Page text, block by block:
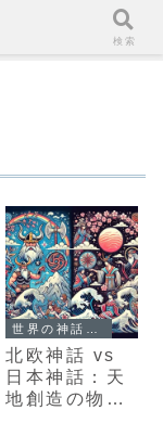
北欧神話 vs
日本神話：天
地創造の物語
検索